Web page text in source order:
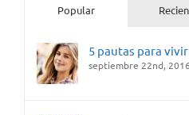
Popular
5 pautas para
septiembre 22nd, 2016